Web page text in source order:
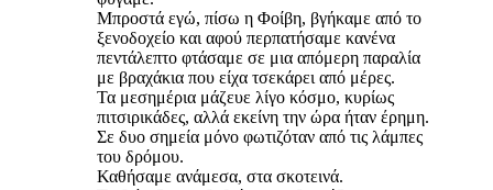
Μπροστά εγώ, πίσω η Φοίβη, βγήκαμε από το
ξενοδοχείο και αφού περπατήσαμε κανένα
πεντάλεπτο φτάσαμε σε μια απόμερη παραλία
με βραχάκια που είχα τσεκάρει από μέρες.
Τα μεσημέρια μάζευε λίγο κόσμο, κυρίως
πιτσιρικάδες, αλλά εκείνη την ώρα ήταν έρημη.
Σε δυο σημεία μόνο φωτιζόταν από τις λάμπες
του δρόμου.
Καθήσαμε ανάμεσα, στα σκοτεινά.